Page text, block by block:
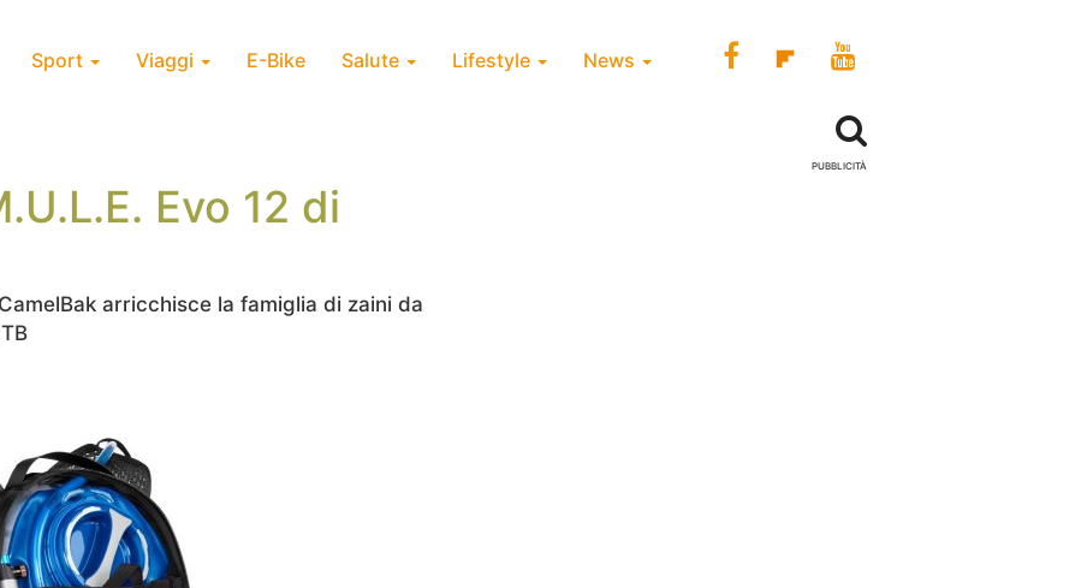
Sport Viaggi E-Bike Salute Lifestyle News
Evo 12 di
arricchisce la famiglia di zaini da
PUBBLICITÀ